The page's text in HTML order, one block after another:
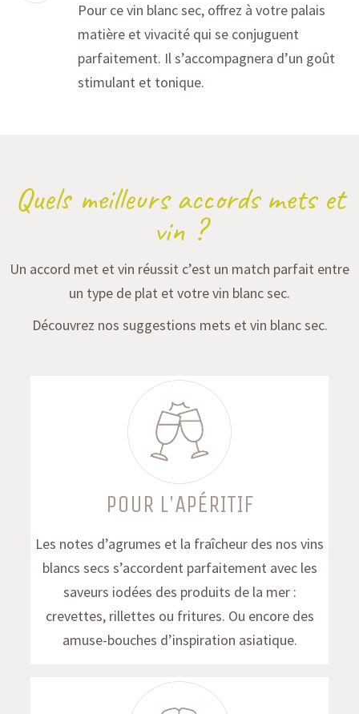
Pour ce vin blanc sec, offrez à votre palais
matière et vivacité qui se conjuguent
parfaitement. Il s’accompagnera d’un goût
stimulant et tonique.
Quels meilleurs accords mets et
vin ?
Un accord met et vin réussit c’est un match parfait entre
un type de plat et votre vin blanc sec.
Découvrez nos suggestions mets et vin blanc sec.
POUR L'APÉRITIF
Les notes d’agrumes et la fraîcheur des nos vins
blancs secs s’accordent parfaitement avec les
saveurs iodées des produits de la mer :
crevettes, rillettes ou fritures. Ou encore des
amuse-bouches d’inspiration asiatique.